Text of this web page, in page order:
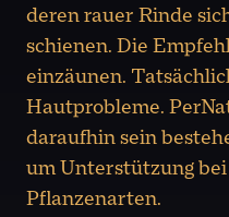
deren rauer Rinde
schienen. Die
einzäunen.
Hautprobleme.
daraufhin sein
um Unterstützung
Pflanzenarten.